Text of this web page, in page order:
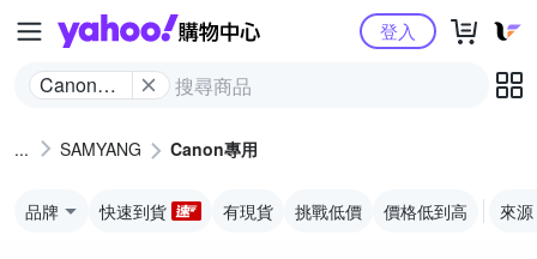
Yahoo購物中心
Canon專
登入
SAMYANG Canon專用
品牌 快速到貨 有現貨 挑戰低價 價格低到高 來源